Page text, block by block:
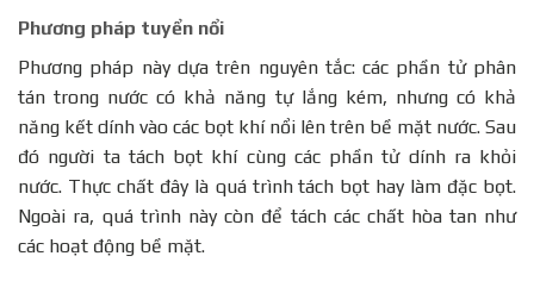
Phương pháp tuyển nổi
Phương pháp này dựa trên nguyên tắc: các phần tử phân
tán trong nước có khả năng tự lắng kém, nhưng có khả
năng kết dính vào các bọt khí nổi lên trên bề mặt nước. Sau
đó người ta tách bọt khí cùng các phần tử dính ra khỏi
nước. Thực chất đây là quá trình tách bọt hay làm đặc bọt.
Ngoài ra, quá trình này còn để tách các chất hòa tan như
các hoạt động bề mặt.